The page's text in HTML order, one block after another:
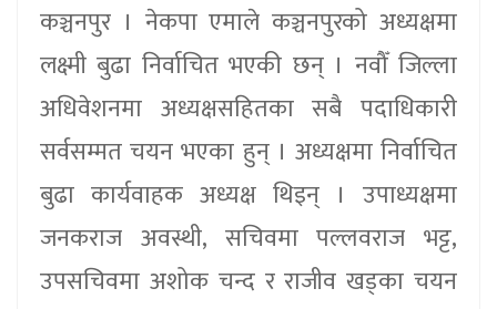
कञ्चनपुर । नेकपा एमाले कञ्चनपुरको अध्यक्षमा
लक्ष्मी बुढा निर्वाचित भएकी छन् । नवौँ जिल्ला
अधिवेशनमा अध्यक्षसहितका सबै पदाधिकारी
सर्वसम्मत चयन भएका हुन् । अध्यक्षमा निर्वाचित
बुढा कार्यवाहक अध्यक्ष थिइन् । उपाध्यक्षमा
जनकराज अवस्थी, सचिवमा पल्लवराज भट्ट,
उपसचिवमा अशोक चन्द र राजीव खड्का चयन